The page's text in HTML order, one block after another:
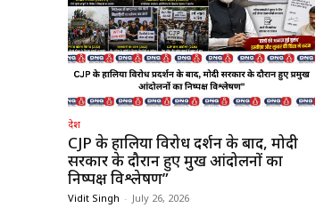
देश
CJP के हालिया विरोध प्रदर्शन के बाद, मोदी
सरकार के दौरान हुए प्रमुख आंदोलनों का
निष्पक्ष विश्लेषण”
Vidit Singh - July 26, 2026